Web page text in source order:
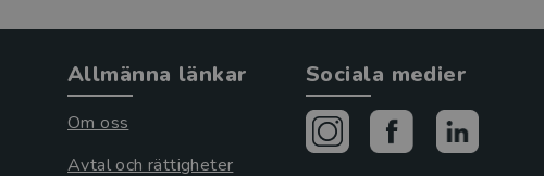
Allmänna länkar
Om oss
Avtal och rättigheter
Sociala medier